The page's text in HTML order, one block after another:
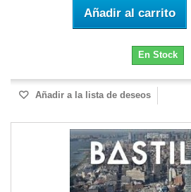
Añadir al carrito
En Stock
Añadir a la lista de deseos